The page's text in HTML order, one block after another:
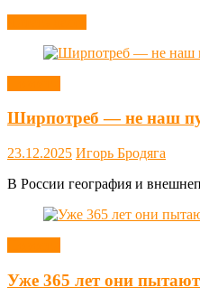
Ширпотреб — не наш
23.12.2025 Игорь Бродяга
В России география и
Уже 365 лет они